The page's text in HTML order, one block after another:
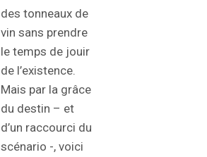
des tonneaux de
vin sans prendre
le temps de jouir
de l’existence.
Mais par la grâce
du destin – et
d’un raccourci du
scénario -, voici